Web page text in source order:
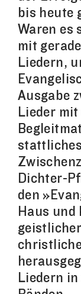
bis heute
Waren es
mit
Liedern,
Ausgabe
Lieder
Dichter-
den
Haus und
Liedern